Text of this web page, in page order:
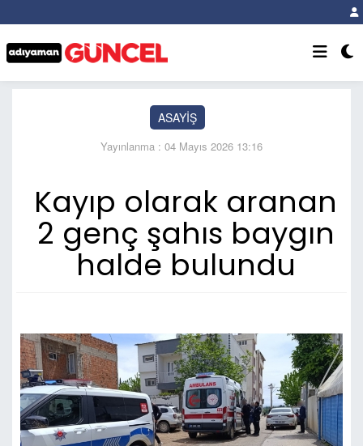
ASAYİŞ
Yayınlanma : 04 Mayıs 2026 13:16
Kayıp olarak aranan
2 genç şahıs baygın
halde bulundu